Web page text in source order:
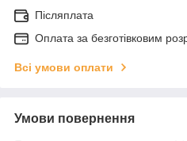
Післяплата
Оплата за безготівковим
Всі умови оплати
Умови повернення